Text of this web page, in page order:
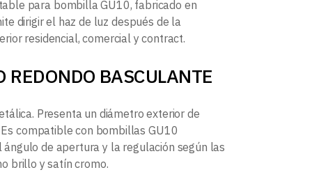
para bombilla GU10, fabricado en
dirigir el haz de luz después de la
residencial, comercial y contract.
BASCULANTE
Presenta un diámetro exterior de
compatible con bombillas GU10
de apertura y la regulación según las
brillo y satín cromo.